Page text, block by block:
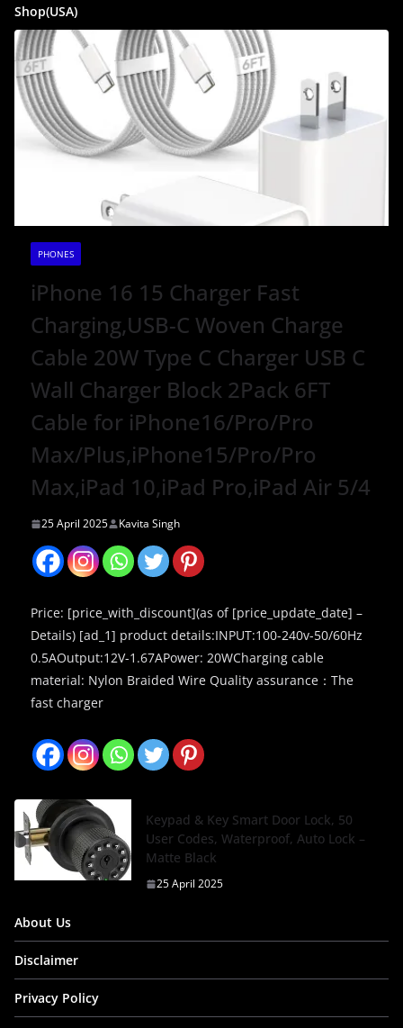
Shop(USA)
PHONES
iPhone 16 15 Charger Fast
Charging,USB-C Woven Charge
Cable 20W Type C Charger USB C
Wall Charger Block 2Pack 6FT
Cable for iPhone16/Pro/Pro
Max/Plus,iPhone15/Pro/Pro
Max,iPad 10,iPad Pro,iPad Air 5/4
25 April 2025 Kavita Singh
Price: [price_with_discount](as of [price_update_date] –
Details) [ad_1] product details:INPUT:100-240v-50/60Hz
0.5AOutput:12V-1.67APower: 20WCharging cable
material: Nylon Braided Wire Quality assurance：The
fast charger
Keypad & Key Smart Door Lock, 50
User Codes, Waterproof, Auto Lock –
Matte Black
25 April 2025
About Us
Disclaimer
Privacy Policy